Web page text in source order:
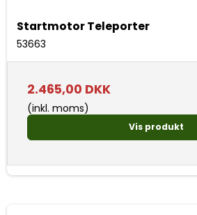
Startmotor Teleporter
53663
2.465,00 DKK
(inkl. moms)
Vis produkt